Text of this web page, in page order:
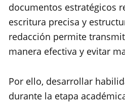
documentos estratégicos
escritura precisa y
redacción permite
manera efectiva y evitar
Por ello, desarrollar
durante la etapa